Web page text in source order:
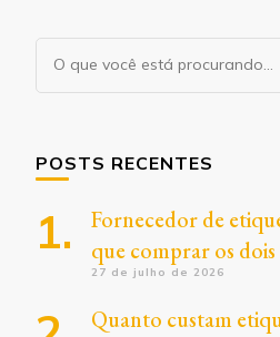
Procurando
algo?
POSTS RECENTES
Fornecedor de
que comprar os dois
27 de julho de 2026
Quanto custam